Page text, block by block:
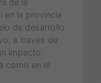
en la provincia
de desarrollo
a través de
impacto
como en el